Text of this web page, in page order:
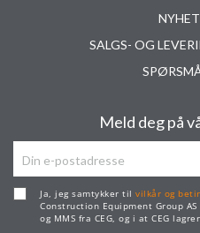
SALGS- OG
Meld deg på
Ja, jeg samtykker til vilkår og
Construction Equipment Group
og MMS fra CEG, og i at CEG